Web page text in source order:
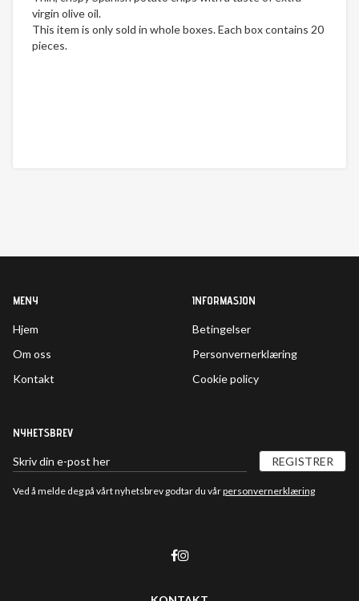
virgin olive oil.
This item is only sold in whole boxes. Each box contains 20
pieces.
MENY
Hjem
Om oss
Kontakt
INFORMASJON
Betingelser
Personvernerklæring
Cookie policy
NYHETSBREV
REGISTRER
Ved å melde deg på vårt nyhetsbrev godtar du vårpersonvernerklæring